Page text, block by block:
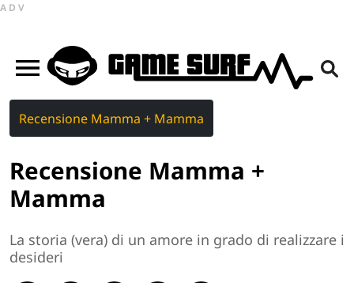
ADV
Recensione Mamma + Mamma
Recensione Mamma +
Mamma
La storia (vera) di un amore in grado di realizzare i
desideri